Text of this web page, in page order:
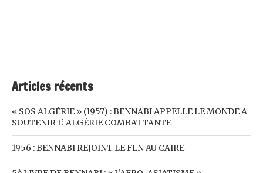
Articles récents
« SOS ALGÉRIE » (1957) : BENNABI APPELLE LE MONDE A
SOUTENIR L’ ALGÉRIE COMBATTANTE
1956 : BENNABI REJOINT LE FLN AU CAIRE